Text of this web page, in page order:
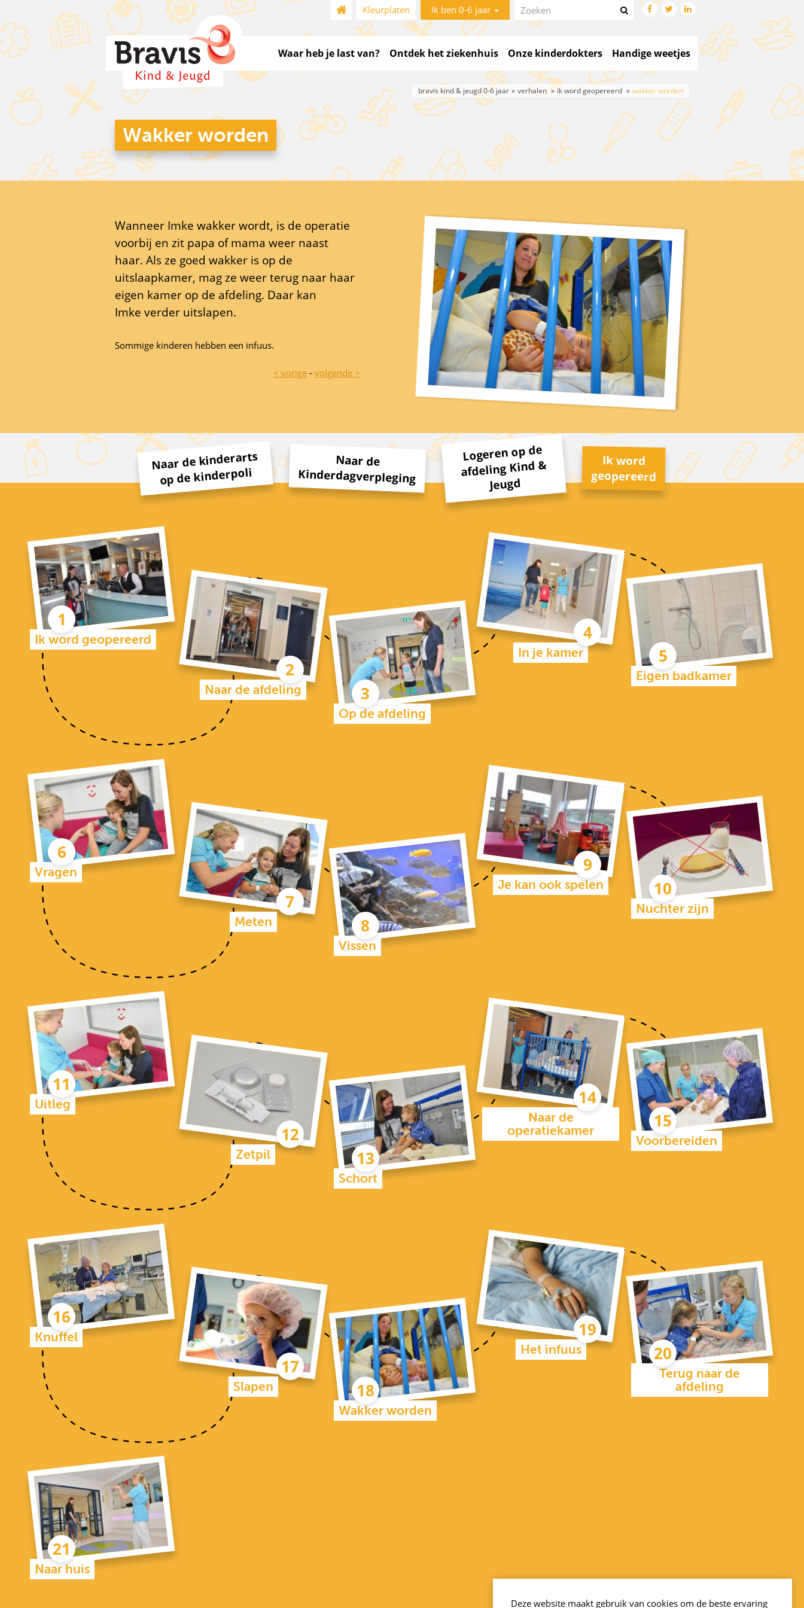
Deze website maakt gebruik van cookies om de beste ervaring
Kleurplaten Ik ben 0-6 jaar    
Waar heb je last van? Ontdek het ziekenhuis Onze kinderdokters Handige weetjes
bravis kind & jeugd 0-6 jaar verhalen ik word geopereerd wakker worden
Wakker worden
Wanneer Imke wakker wordt, is de operatie
voorbij en zit papa of mama weer naast
haar. Als ze goed wakker is op de
uitslaapkamer, mag ze weer terug naar haar
eigen kamer op de afdeling. Daar kan
Imke verder uitslapen.
Sommige kinderen hebben een infuus.
< vorige - volgende >
Naar de kinderarts
op de kinderpoli
Naar de
Kinderdagverpleging
Logeren op de
afdeling Kind &
Jeugd
Ik word
geopereerd
Ik word geopereerd
Naar de afdeling
Op de afdeling
In je kamer
Eigen badkamer
Vragen
Meten
Vissen
Je kan ook spelen
Nuchter zijn
Uitleg
Zetpil
Schort
Naar de
operatiekamer
Voorbereiden
Knuffel
Slapen
Wakker worden
Het infuus
Terug naar de
afdeling
Naar huis